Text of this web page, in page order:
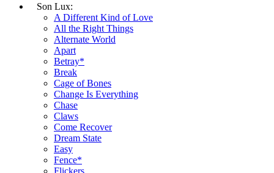
Son Lux:
A Different Kind of Love
All the Right Things
Alternate World
Apart
Betray*
Break
Cage of Bones
Change Is Everything
Chase
Claws
Come Recover
Dream State
Easy
Fence*
Flickers